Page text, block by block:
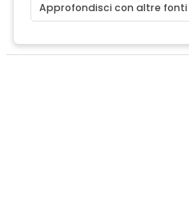
Approfondisci con altre fonti